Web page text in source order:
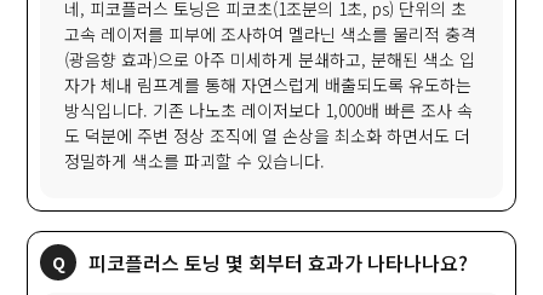
네, 피코플러스 토닝은 피코초(1조분의 1초, ps) 단위의 초
고속 레이저를 피부에 조사하여 멜라닌 색소를 물리적 충격
(광음향 효과)으로 아주 미세하게 분쇄하고, 분해된 색소 입
자가 체내 림프계를 통해 자연스럽게 배출되도록 유도하는
방식입니다. 기존 나노초 레이저보다 1,000배 빠른 조사 속
도 덕분에 주변 정상 조직에 열 손상을 최소화 하면서도 더
정밀하게 색소를 파괴할 수 있습니다.
피코플러스 토닝 몇 회부터 효과가 나타나나요?